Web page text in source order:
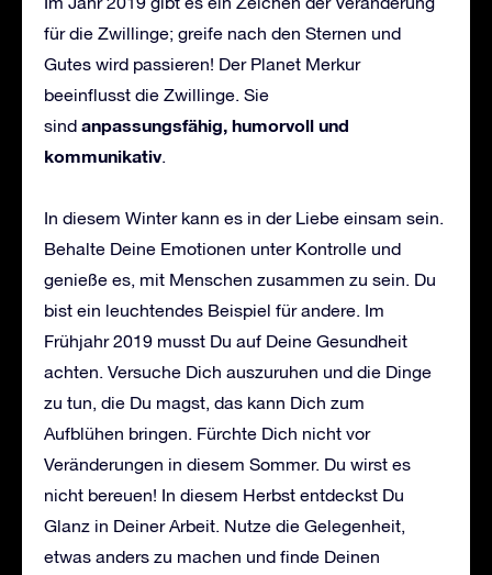
für die Zwillinge; greife nach den Sternen und
Gutes wird passieren! Der Planet Merkur
beeinflusst die Zwillinge. Sie
sind anpassungsfähig, humorvoll und
kommunikativ.
In diesem Winter kann es in der Liebe einsam sein.
Behalte Deine Emotionen unter Kontrolle und
genieße es, mit Menschen zusammen zu sein. Du
bist ein leuchtendes Beispiel für andere. Im
Frühjahr 2019 musst Du auf Deine Gesundheit
achten. Versuche Dich auszuruhen und die Dinge
zu tun, die Du magst, das kann Dich zum
Aufblühen bringen. Fürchte Dich nicht vor
Veränderungen in diesem Sommer. Du wirst es
nicht bereuen! In diesem Herbst entdeckst Du
Glanz in Deiner Arbeit. Nutze die Gelegenheit,
etwas anders zu machen und finde Deinen